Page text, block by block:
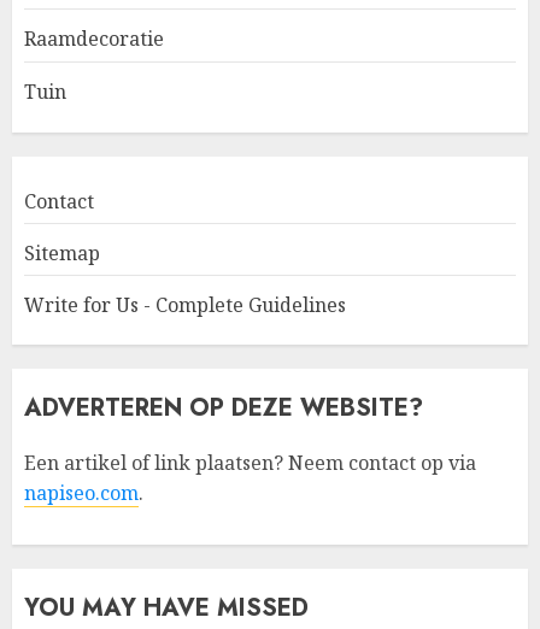
Raamdecoratie
Tuin
Contact
Sitemap
Write for Us - Complete Guidelines
ADVERTEREN OP DEZE WEBSITE?
Een artikel of link plaatsen? Neem contact op via
napiseo.com.
YOU MAY HAVE MISSED